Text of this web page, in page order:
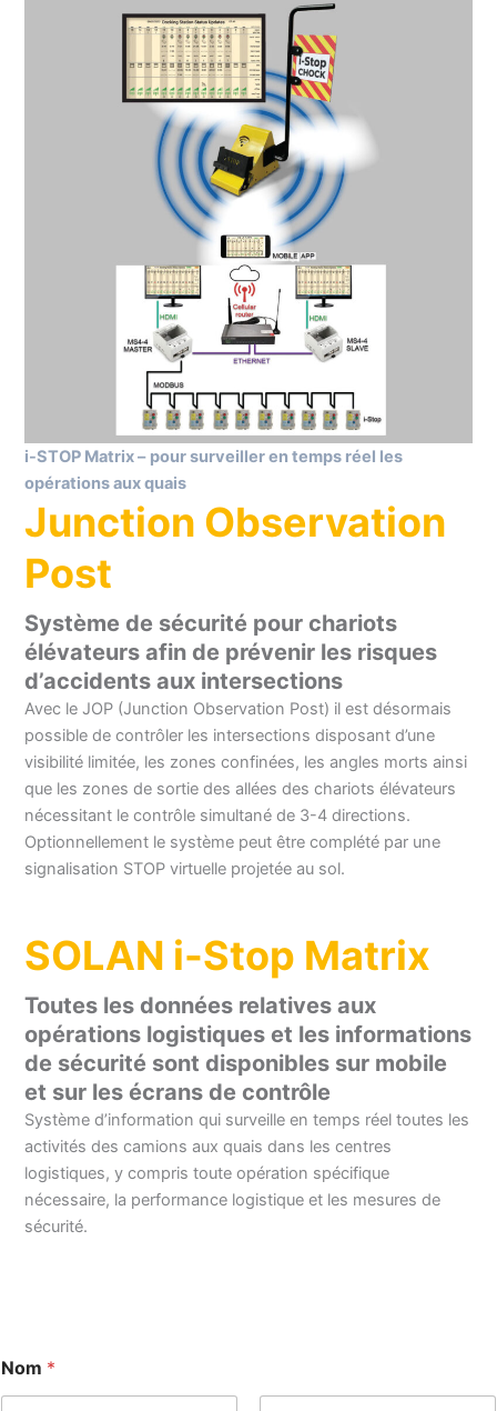
i-STOP Matrix – pour surveiller en temps réel les
opérations aux quais
Junction Observation
Post
Système de sécurité pour chariots
élévateurs afin de prévenir les risques
d’accidents aux intersections
Avec le JOP (Junction Observation Post) il est désormais
possible de contrôler les intersections disposant d’une
visibilité limitée, les zones confinées, les angles morts ainsi
que les zones de sortie des allées des chariots élévateurs
nécessitant le contrôle simultané de 3-4 directions.
Optionnellement le système peut être complété par une
signalisation STOP virtuelle projetée au sol.
SOLAN i-Stop Matrix
Toutes les données relatives aux
opérations logistiques et les informations
de sécurité sont disponibles sur mobile
et sur les écrans de contrôle
Système d’information qui surveille en temps réel toutes les
activités des camions aux quais dans les centres
logistiques, y compris toute opération spécifique
nécessaire, la performance logistique et les mesures de
sécurité.
Nom *